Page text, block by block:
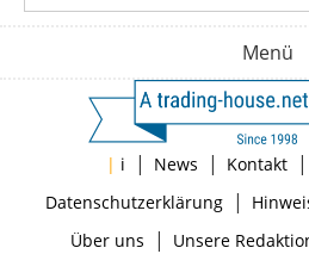
Menü
| i | News | Kontakt |
Datenschutzerklärung|
Über uns | Unsere